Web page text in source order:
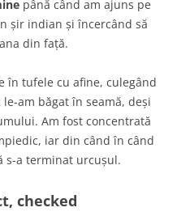
până când am ajuns pe
șir indian și încercând să
din față.
în tufele cu afine, culegând
am băgat în seamă, deși
Am fost concentrată
iar din când în când
s-a terminat urcușul.
checked